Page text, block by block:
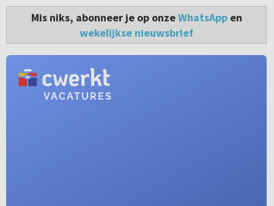
Mis niks, abonneer je op onzeWhatsAppen
wekelijkse nieuwsbrief